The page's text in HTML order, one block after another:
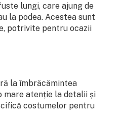
lungi, care ajung de
la podea. Acestea sunt
potrivite pentru ocazii
la îmbrăcămintea
mare atenție la detalii și
costumelor pentru